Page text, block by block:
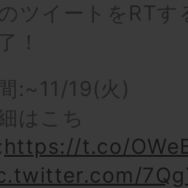
ツイートをRTす
！
:~11/19(火)
はこち
https://t.co/